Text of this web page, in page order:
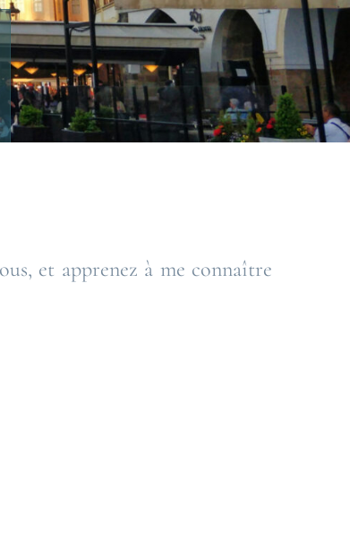
et apprenez à me connaître